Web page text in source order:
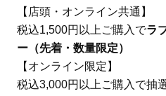
【店頭・オンライン共通】
税込1,500円以上ご購入でラ
ー（先着・数量限定）
【オンライン限定】
税込3,000円以上ご購入で抽